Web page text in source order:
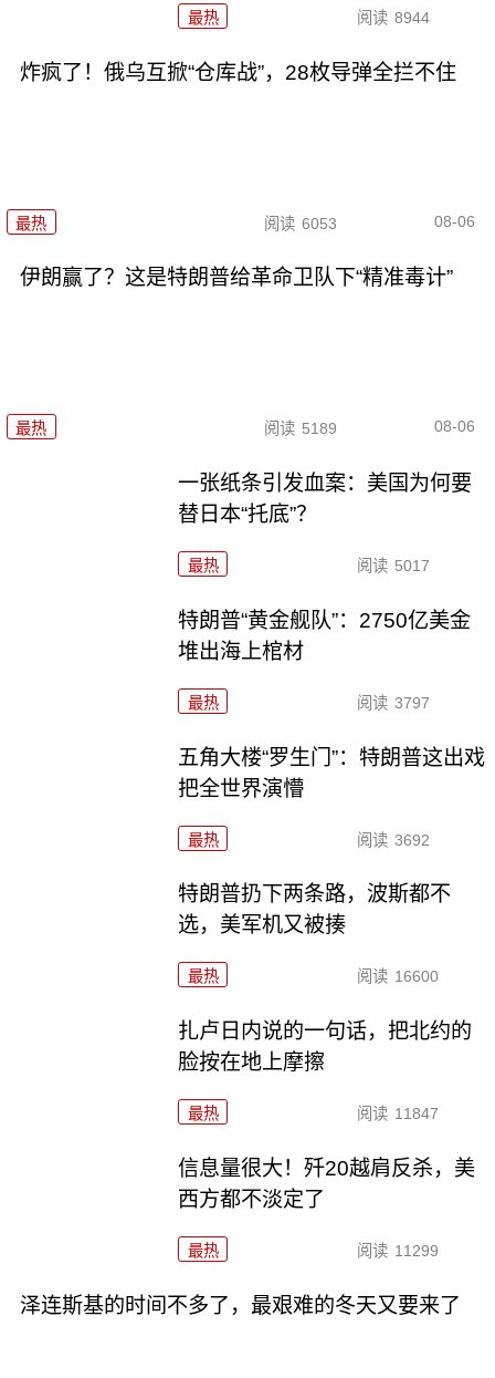
最热 阅读 8944
炸疯了！俄乌互掀“仓库战”，28枚导弹全拦不住
最热 阅读 6053 08-06
伊朗赢了？这是特朗普给革命卫队下“精准毒计”
最热 阅读 5189 08-06
一张纸条引发血案：美国为何要
替日本“托底”？
最热 阅读 5017
特朗普“黄金舰队”：2750亿美金
堆出海上棺材
最热 阅读 3797
五角大楼“罗生门”：特朗普这出戏
把全世界演懵
最热 阅读 3692
特朗普扔下两条路，波斯都不
选，美军机又被揍
最热 阅读 16600
扎卢日内说的一句话，把北约的
脸按在地上摩擦
最热 阅读 11847
信息量很大！歼20越肩反杀，美
西方都不淡定了
最热 阅读 11299
泽连斯基的时间不多了，最艰难的冬天又要来了